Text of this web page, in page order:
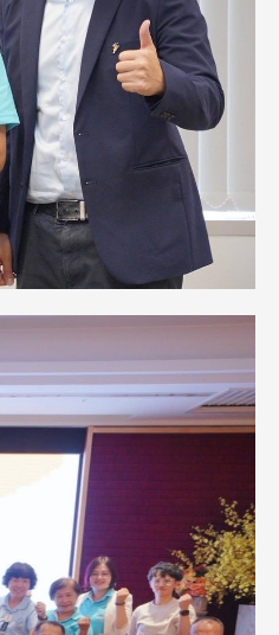
南加州校友会于115年6月27日(日)
在美国洛杉矶华侨文教服务中心
（洛侨文化中心）会议室召开115
...
3 版 校友会活动 (系
所、其他)
邱孝贤接任跨业合作协进会第2
届理事长